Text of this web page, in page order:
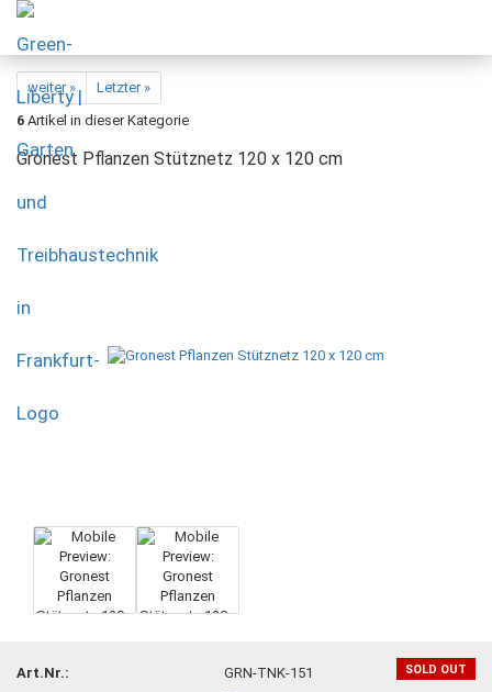
weiter »
Letzter »
6 Artikel in dieser Kategorie
Gronest Pflanzen Stütznetz 120 x 120 cm
SOLD OUT
Art.Nr.:
GRN-TNK-151